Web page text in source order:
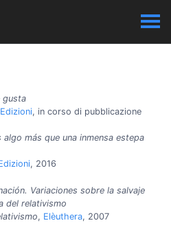
gusta
, in corso di pubblicazione
algo más que una inmensa estepa
, 2016
Variaciones sobre la salvaje
del relativismo
, Elèuthera, 2007